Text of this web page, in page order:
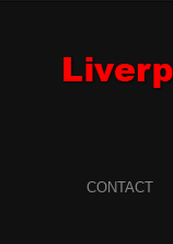
CONTACT